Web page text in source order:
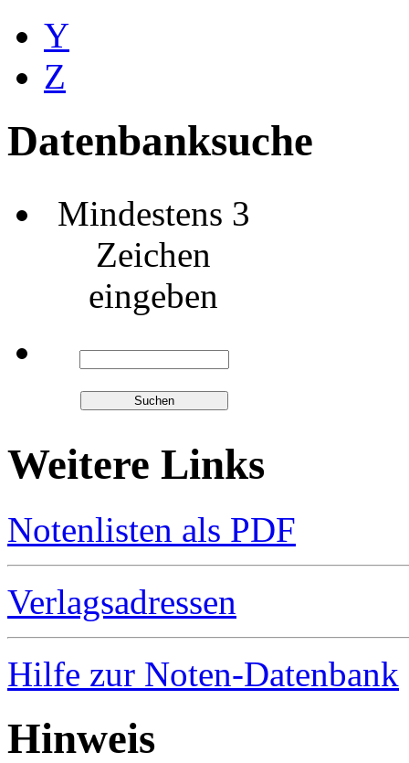
Y
Z
Datenbanksuche
Mindestens 3
Zeichen
eingeben
Weitere Links
Notenlisten als PDF
Verlagsadressen
Hilfe zur Noten-Datenbank
Hinweis